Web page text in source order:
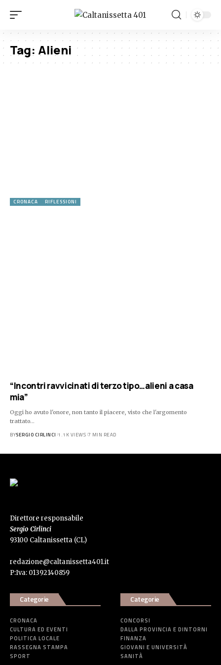
Tag: Alieni
CRONACA RIFLESSIONI
“Incontri ravvicinati di terzo tipo…alieni a casa
mia”
Oggi ho avuto l'onore, non tanto il piacere, visto che l'argomento
trattato…
BYSERGIO CIRLINCI 1.1K VIEWS 7 MIN READ
Direttore responsabile
Sergio Cirlinci
93100 Caltanissetta (CL)
redazione@caltanissetta401.it
P:Iva: 01392140859
Categorie
CRONACA
CULTURA ED EVENTI
POLITICA LOCALE
RASSEGNA STAMPA
SPORT
Categorie
CONCORSI
DALLA PROVINCIA E DINTORNI
FINANZA
GIOVANI E UNIVERSITÀ
SANITÀ